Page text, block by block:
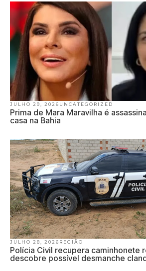
JULHO 29, 2026 UNCATEGORIZED
Prima de Mara Maravilha é
casa na Bahia
JULHO 28, 2026 REGIÃO
Polícia Civil recupera caminhonete
descobre possível desmanche